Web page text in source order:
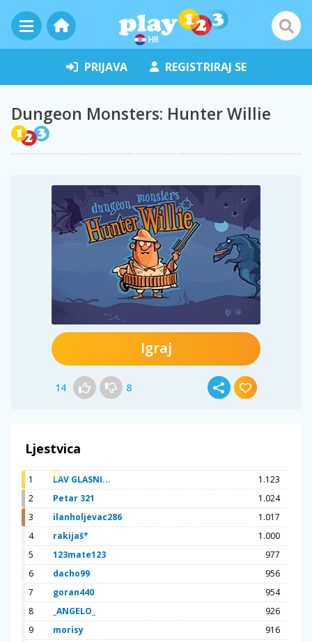
HR
PRIJAVA REGISTRIRAJ SE
Dungeon Monsters: Hunter Willie
Igraj
14 8
Ljestvica
1 LAV GLASNI...
1.123
2
Petar 321
1.024
3
ilanholjevac286
1.017
4
rakijaš*
1.000
5
123mate123
977
6
dacho99
956
7
goran440
954
8
_ANGELO_
926
9
morisy
916